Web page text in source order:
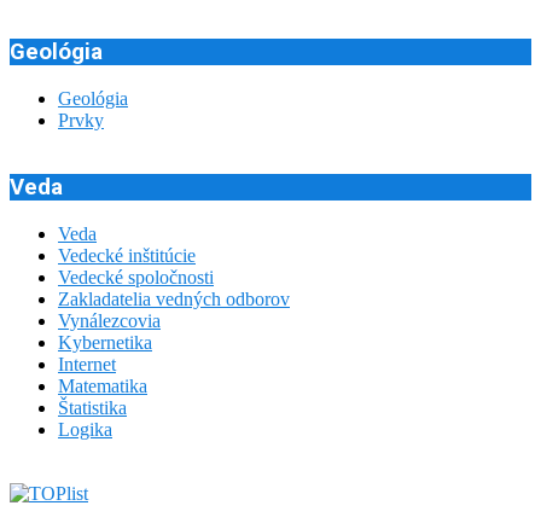
Geológia
Geológia
Prvky
Veda
Veda
Vedecké inštitúcie
Vedecké spoločnosti
Zakladatelia vedných odborov
Vynálezcovia
Kybernetika
Internet
Matematika
Štatistika
Logika